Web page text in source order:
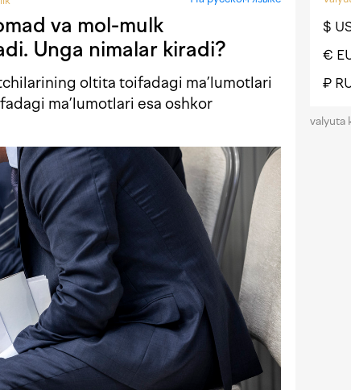
va mol-mulk
Unga nimalar kiradi?
oltita toifadagi ma’lumotlari
ma’lumotlari esa oshkor
$
€
₽
valyuta